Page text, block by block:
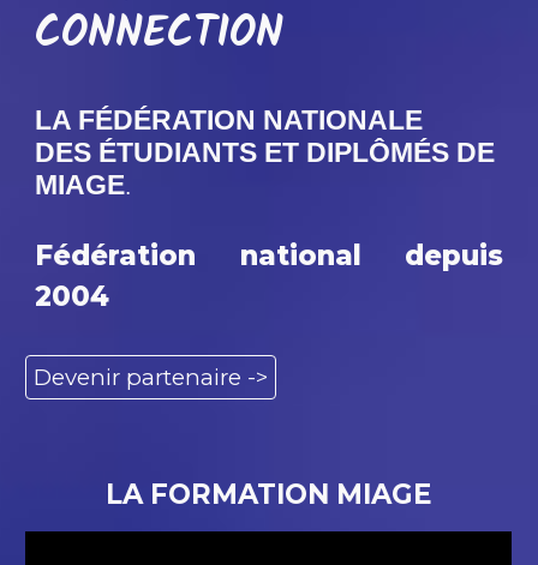
CONNECTION
LA FÉDÉRATION NATIONALE
DES ÉTUDIANTS ET DIPLÔMÉS DE
MIAGE.
Fédération national depuis
2004
Devenir partenaire ->
LA FORMATION MIAGE